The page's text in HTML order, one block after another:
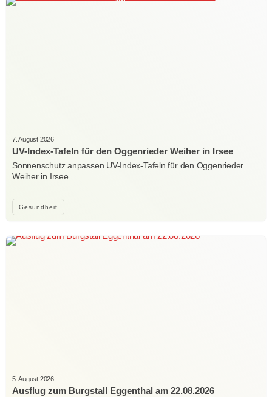
Gesundheit
7. August 2026
UV-Index-Tafeln für den Oggenrieder Weiher in Irsee
Sonnenschutz anpassen UV-Index-Tafeln für den Oggenrieder
Weiher in Irsee
5. August 2026
Ausflug zum Burgstall Eggenthal am 22.08.2026